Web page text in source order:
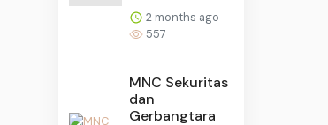
2 months ago
557
MNC Sekuritas
dan
Gerbangtara